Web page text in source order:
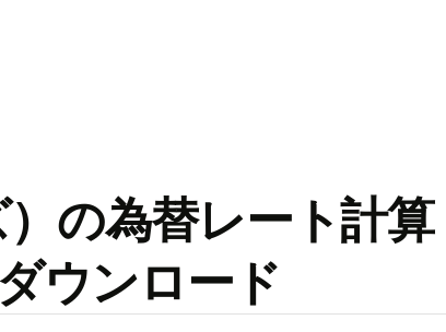
の為替レート計算
ウンロード